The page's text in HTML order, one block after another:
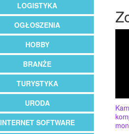
LOGISTYKA
OGŁOSZENIA
HOBBY
BRANŻE
TURYSTYKA
URODA
INTERNET SOFTWARE